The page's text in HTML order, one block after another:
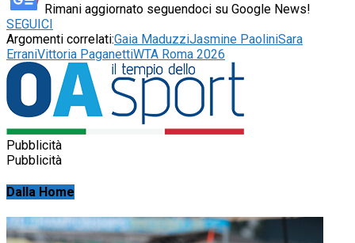
Rimani aggiornato seguendoci su Google News!
SEGUICI
Argomenti correlati:Gaia MaduzziJasmine PaoliniSara
ErraniVittoria PaganettiWTA Roma 2026
Pubblicità
Pubblicità
Dalla Home